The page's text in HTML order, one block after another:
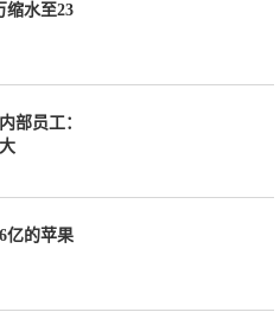
缩水至23
部员工：
亿的苹果